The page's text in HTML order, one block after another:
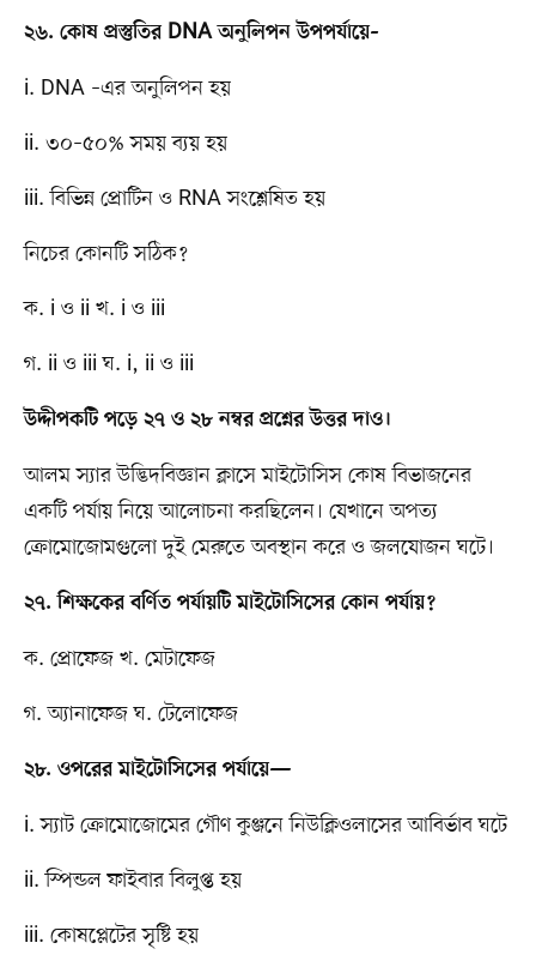
২৬. কোষ প্রস্তুতির DNA অনুলিপন উপপর্যায়ে–
i. DNA –এর অনুলিপন হয়
ii. ৩০–৫০% সময় ব্যয় হয়
iii. বিভিন্ন প্রোটিন ও RNA সংশ্লেষিত হয়
নিচের কোনটি সঠিক?
ক. i ও ii খ. i ও iii
গ. ii ও iii ঘ. i, ii ও iii
উদ্দীপকটি পড়ে ২৭ ও ২৮ নম্বর প্রশ্নের উত্তর দাও।
আলম স্যার উদ্ভিদবিজ্ঞান ক্লাসে মাইটোসিস কোষ বিভাজনের
একটি পর্যায় নিয়ে আলোচনা করছিলেন। যেখানে অপত্য
ক্রোমোজোমগুলো দুই মেরুতে অবস্থান করে ও জলযোজন ঘটে।
২৭. শিক্ষকের বর্ণিত পর্যায়টি মাইটোসিসের কোন পর্যায়?
ক. প্রোফেজ খ. মেটাফেজ
গ. অ্যানাফেজ ঘ. টেলোফেজ
২৮. ওপরের মাইটোসিসের পর্যায়ে—
i. স্যাট ক্রোমোজোমের গৌণ কুঞ্জনে নিউক্লিওলাসের আবির্ভাব ঘটে
ii. স্পিন্ডল ফাইবার বিলুপ্ত হয়
iii. কোষপ্লেটের সৃষ্টি হয়